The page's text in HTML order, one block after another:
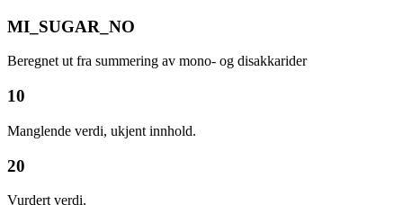
MI_SUGAR_NO
Beregnet ut fra summering av mono- og disakkarider
10
Manglende verdi, ukjent innhold.
20
Vurdert verdi.